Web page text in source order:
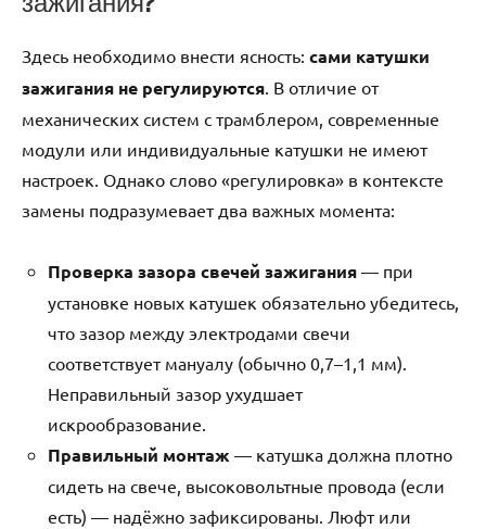
Здесь необходимо внести ясность: сами катушки
зажигания не регулируются. В отличие от
механических систем с трамблером, современные
модули или индивидуальные катушки не имеют
настроек. Однако слово «регулировка» в контексте
замены подразумевает два важных момента:
Проверка зазора свечей зажигания — при
установке новых катушек обязательно убедитесь,
что зазор между электродами свечи
соответствует мануалу (обычно 0,7–1,1 мм).
Неправильный зазор ухудшает
искрообразование.
Правильный монтаж — катушка должна плотно
сидеть на свече, высоковольтные провода (если
есть) — надёжно зафиксированы. Люфт или